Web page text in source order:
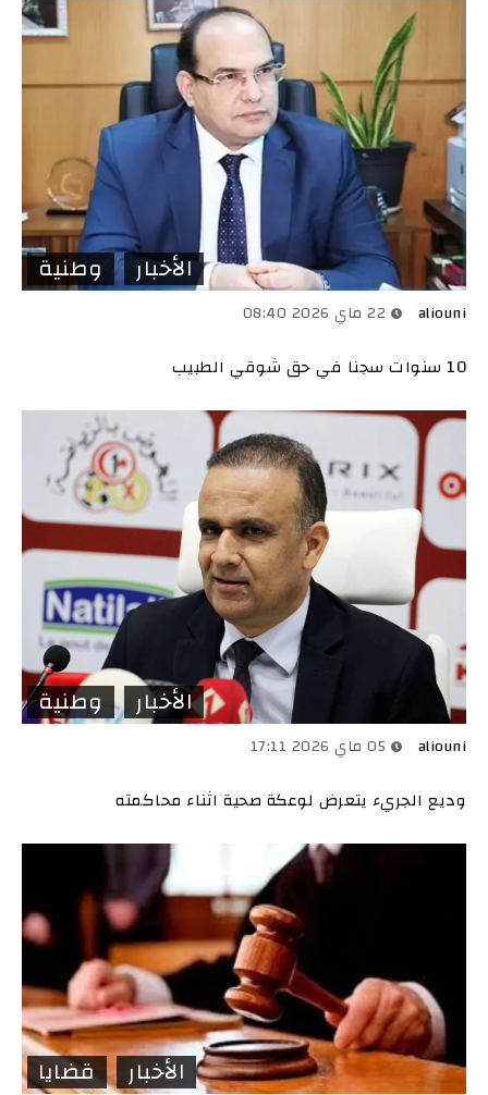
الأخبار وطنية
aliouni
10 سنوات سجنا في حق شوقي الطبيب
الأخبار وطنية
aliouni
وديع الجريء يتعرض لوعكة صحية اثناء محاكمته
الأخبار قضايا